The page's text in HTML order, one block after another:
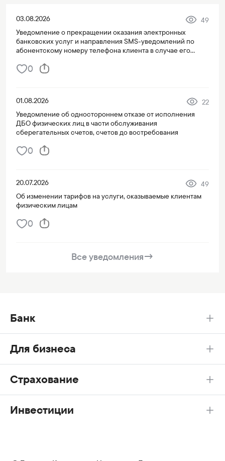
03.08.2026
49
Уведомление о прекращении оказания электронных
банковских услуг и направления SMS-уведомлений по
абонентскому номеру телефона клиента в случае его
0
01.08.2026
22
Уведомление об одностороннем отказе от исполнения
ДБО физических лиц в части обслуживания
сберегательных счетов, счетов до востребования
0
20.07.2026
49
Об изменении тарифов на услуги, оказываемые клиентам
физическим лицам
0
Все уведомления→
Банк
Для бизнеса
Страхование
Инвестиции